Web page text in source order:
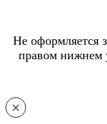
Не оформляется
правом нижнем